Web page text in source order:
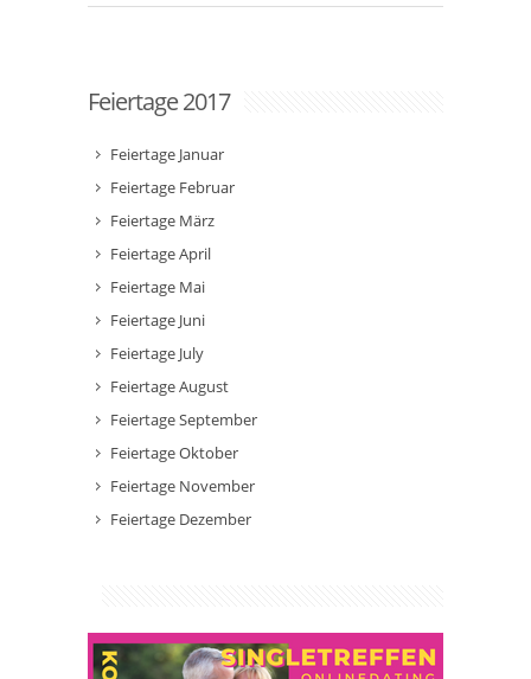
Feiertage 2017
Feiertage Januar
Feiertage Februar
Feiertage März
Feiertage April
Feiertage Mai
Feiertage Juni
Feiertage July
Feiertage August
Feiertage September
Feiertage Oktober
Feiertage November
Feiertage Dezember